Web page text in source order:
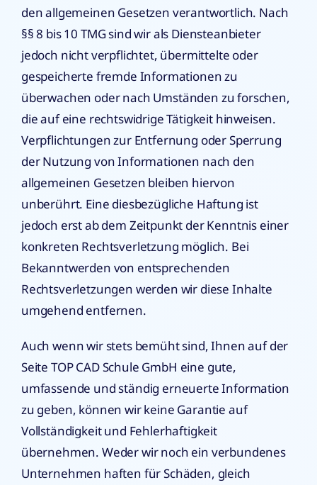
den allgemeinen Gesetzen verantwortlich. Nach
§§ 8 bis 10 TMG sind wir als Diensteanbieter
jedoch nicht verpflichtet, übermittelte oder
gespeicherte fremde Informationen zu
überwachen oder nach Umständen zu forschen,
die auf eine rechtswidrige Tätigkeit hinweisen.
Verpflichtungen zur Entfernung oder Sperrung
der Nutzung von Informationen nach den
allgemeinen Gesetzen bleiben hiervon
unberührt. Eine diesbezügliche Haftung ist
jedoch erst ab dem Zeitpunkt der Kenntnis einer
konkreten Rechtsverletzung möglich. Bei
Bekanntwerden von entsprechenden
Rechtsverletzungen werden wir diese Inhalte
umgehend entfernen.
Auch wenn wir stets bemüht sind, Ihnen auf der
Seite TOP CAD Schule GmbH eine gute,
umfassende und ständig erneuerte Information
zu geben, können wir keine Garantie auf
Vollständigkeit und Fehlerhaftigkeit
übernehmen. Weder wir noch ein verbundenes
Unternehmen haften für Schäden, gleich